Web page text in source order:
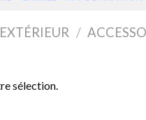
/
sélection.